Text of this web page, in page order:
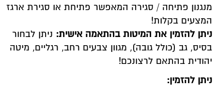
מנגנון פתיחה / סגירה המאפשר פתיחת או סגירת ארגז
המצעים בקלות!
ניתן להזמין את המיטות בהתאמה אישית: ניתן לבחור
בסיס, גב (כולל גובה), מגוון צבעים רחב, רגליים, מיטה
יהודית בהתאם לרצונכם!
ניתן להזמין: